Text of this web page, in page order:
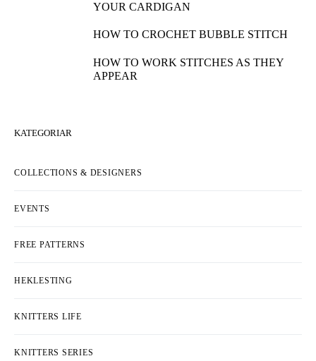
YOUR CARDIGAN
HOW TO CROCHET BUBBLE STITCH
HOW TO WORK STITCHES AS THEY
APPEAR
KATEGORIAR
COLLECTIONS & DESIGNERS
EVENTS
FREE PATTERNS
HEKLESTING
KNITTERS LIFE
KNITTERS SERIES